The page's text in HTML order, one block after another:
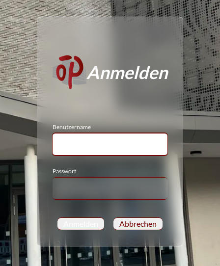
Anmelden
Benutzername
Passwort
Abbrechen